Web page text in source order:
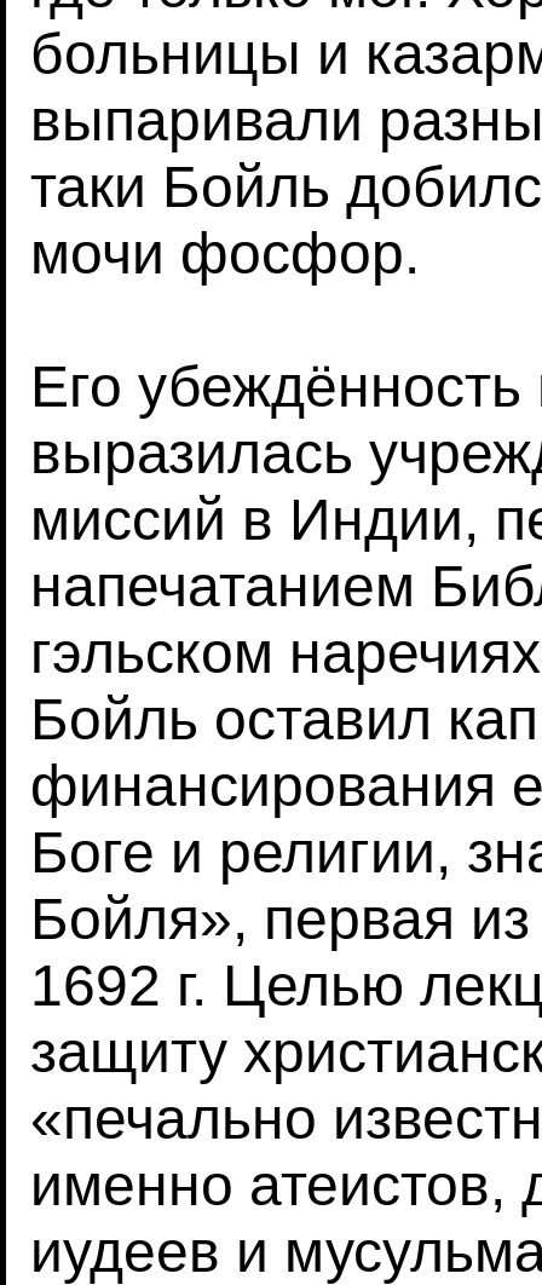
больницы и
выпаривали
таки Бойль
мочи фосфор.
Его
выразилась
миссий в Индии,
напечатанием
гэльском
Бойль оставил
финансирования
Боге и религии,
Бойля», первая
1692 г. Целью
защиту
«печально
именно атеистов,
иудеев и